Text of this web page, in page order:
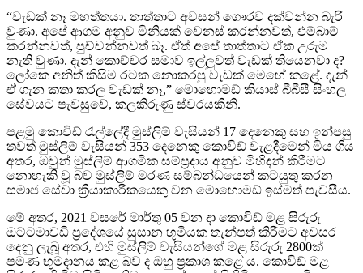
“වැඩක් නෑ මහත්තයා. තාත්තාට අවසන් ගෞරව දක්වන්න බැරි
වුණා. අපේ ආගම අනුව මිනියක් වෙනස් කරන්නවත්, එම්බාම්
කරන්නවත්, පුච්චන්නවත් බෑ. ඒත් අපේ තාත්තාට ඒක උරුම
නැති වුණා. දැන් කොච්චර සමාව ඉල්ලුවත් වැඩක් තියෙනවා ද?
ලෝකෙ අනිත් කිසිම රටක නොකරපු වැඩක් මෙහේ කළේ. දැන්
ඒ ගැන කතා කරල වැඩක් නෑ,” මොහොමඩ් කියාස් බීබීසී සිංහල
සේවයට පැවසුවේ, කලකිරුණු ස්වරයකිනි.
පළමු කොවිඩ් රැල්ලේදී මුස්ලිම් වැසියන් 17 දෙනෙකු සහ ඉන්පසු
තවත් මුස්ලිම් වැසියන් 353 දෙනෙකු කොවිඩ් වැළදීමෙන් මිය ගිය
අතර, ඔවුන් මුස්ලිම් ආගමික සම්ප්‍රදාය අනුව මිහිදන් කිරීමට
නොහැකි වූ බව මුස්ලිම් මරණ සම්බන්ධයෙන් කටයුතු කරන
සමාජ සේවා ක්‍රියාකාරිකයෙකු වන මොහොමඩ් ඉස්මත් පැවසීය.
මේ අතර, 2021 වසරේ මාර්තු 05 වන දා කොවිඩ් මළ සිරුරු
ඔට්ටමාවඩි ප්‍රදේශයේ සුසාන භූමියක තැන්පත් කිරීමට අවසර
දෙනු ලැබූ අතර, එහි මුස්ලිම් වැසියන්ගේ මළ සිරුරු 2800ක්
පමණ භූමදානය කළ බව ද ඔහු ප්‍රකාශ කළේ ය. කොවිඩ් මළ